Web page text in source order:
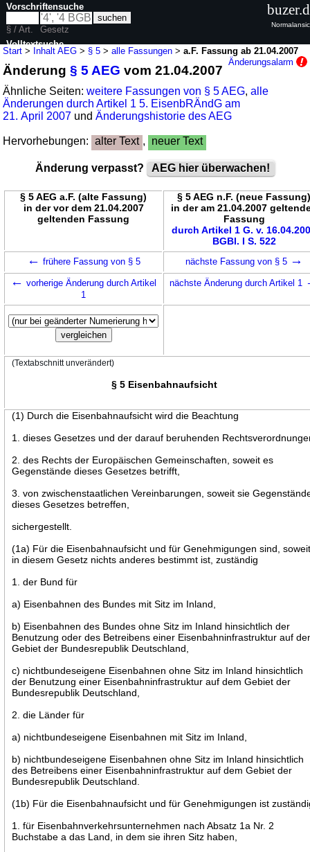
Start > Inhalt AEG > § 5 >alle Fassungen >a.F. Fassung ab 21.04.2007
Änderungsalarm
Änderung§ 5 AEG vom 21.04.2007
Ähnliche Seiten:weitere Fassungen von § 5 AEG,alle
Änderungen durch Artikel 1 5. EisenbRÄndG am
21. April 2007 undÄnderungshistorie des AEG
Hervorhebungen: alter Text , neuer Text
Änderung verpasst? AEG hier überwachen!
§ 5 AEG a.F. (alte Fassung)
in der vor dem 21.04.2007
geltenden Fassung
§ 5 AEG n.F. (neue
in der am 21.04.2007
Fassung
durch Artikel 1 G. v.
BGBl. I S. 522
← frühere Fassung von § 5 nächste Fassung von § 5 →
← vorherige Änderung durch Artikel
1
nächste Änderung durch Artikel 1
(Textabschnitt unverändert)
§ 5 Eisenbahnaufsicht
(1) Durch die Eisenbahnaufsicht wird die Beachtung
1. dieses Gesetzes und der darauf beruhenden
2. des Rechts der Europäischen Gemeinschaften, soweit es
Gegenstände dieses Gesetzes betrifft,
3. von zwischenstaatlichen Vereinbarungen, soweit sie
dieses Gesetzes betreffen,
sichergestellt.
(1a) Für die Eisenbahnaufsicht und für Genehmigungen sind,
in diesem Gesetz nichts anderes bestimmt ist, zuständig
1. der Bund für
a) Eisenbahnen des Bundes mit Sitz im Inland,
b) Eisenbahnen des Bundes ohne Sitz im Inland hinsichtlich der
Benutzung oder des Betreibens einer Eisenbahninfrastruktur auf
Gebiet der Bundesrepublik Deutschland,
c) nichtbundeseigene Eisenbahnen ohne Sitz im Inland hinsichtlich
der Benutzung einer Eisenbahninfrastruktur auf dem Gebiet der
Bundesrepublik Deutschland,
2. die Länder für
a) nichtbundeseigene Eisenbahnen mit Sitz im Inland,
b) nichtbundeseigene Eisenbahnen ohne Sitz im Inland hinsichtlich
des Betreibens einer Eisenbahninfrastruktur auf dem Gebiet der
Bundesrepublik Deutschland.
(1b) Für die Eisenbahnaufsicht und für Genehmigungen ist
1. für Eisenbahnverkehrsunternehmen nach Absatz 1a Nr. 2
Buchstabe a das Land, in dem sie ihren Sitz haben,
Vorschriftensuche
§ / Art.
Gesetz
Volltextsuche
nur in AEG